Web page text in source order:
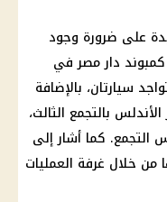
على ضرورة وجود
كمبوند دار مصر في
سيارتان، بالإضافة
بالتجمع الثالث،
كما أشار إلى
خلال غرفة العمليات